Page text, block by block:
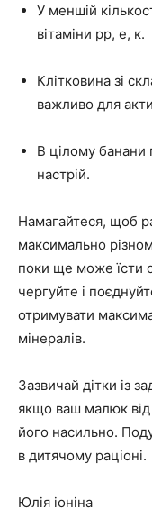
У меншій
вітаміни рр, е, к.
Клітковина зі
важливо для
В цілому банани
настрій.
Намагайтеся, щоб
максимально
поки ще може їсти
чергуйте і
отримувати
мінералів.
Зазвичай дітки із
якщо ваш малюк від
його насильно.
в дитячому раціоні.
Юлія іоніна